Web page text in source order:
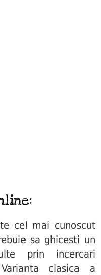
cel mai cunoscut
sa ghicesti un
prin incercari
clasica a